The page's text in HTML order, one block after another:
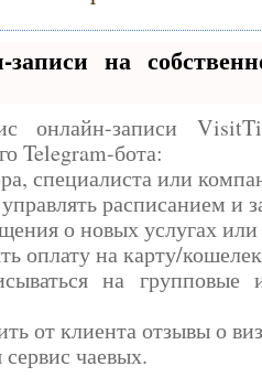
на
онлайн-записи
Telegram-бота:
специалиста или
расписанием и
о новых услугах
оплату на карту/
на групповые
от клиента отзывы о
чаевых.